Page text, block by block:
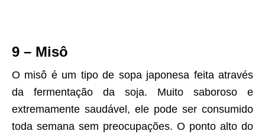
9 – Misô
O misô é um tipo de sopa japonesa feita através
da fermentação da soja. Muito saboroso e
extremamente saudável, ele pode ser consumido
toda semana sem preocupações. O ponto alto do